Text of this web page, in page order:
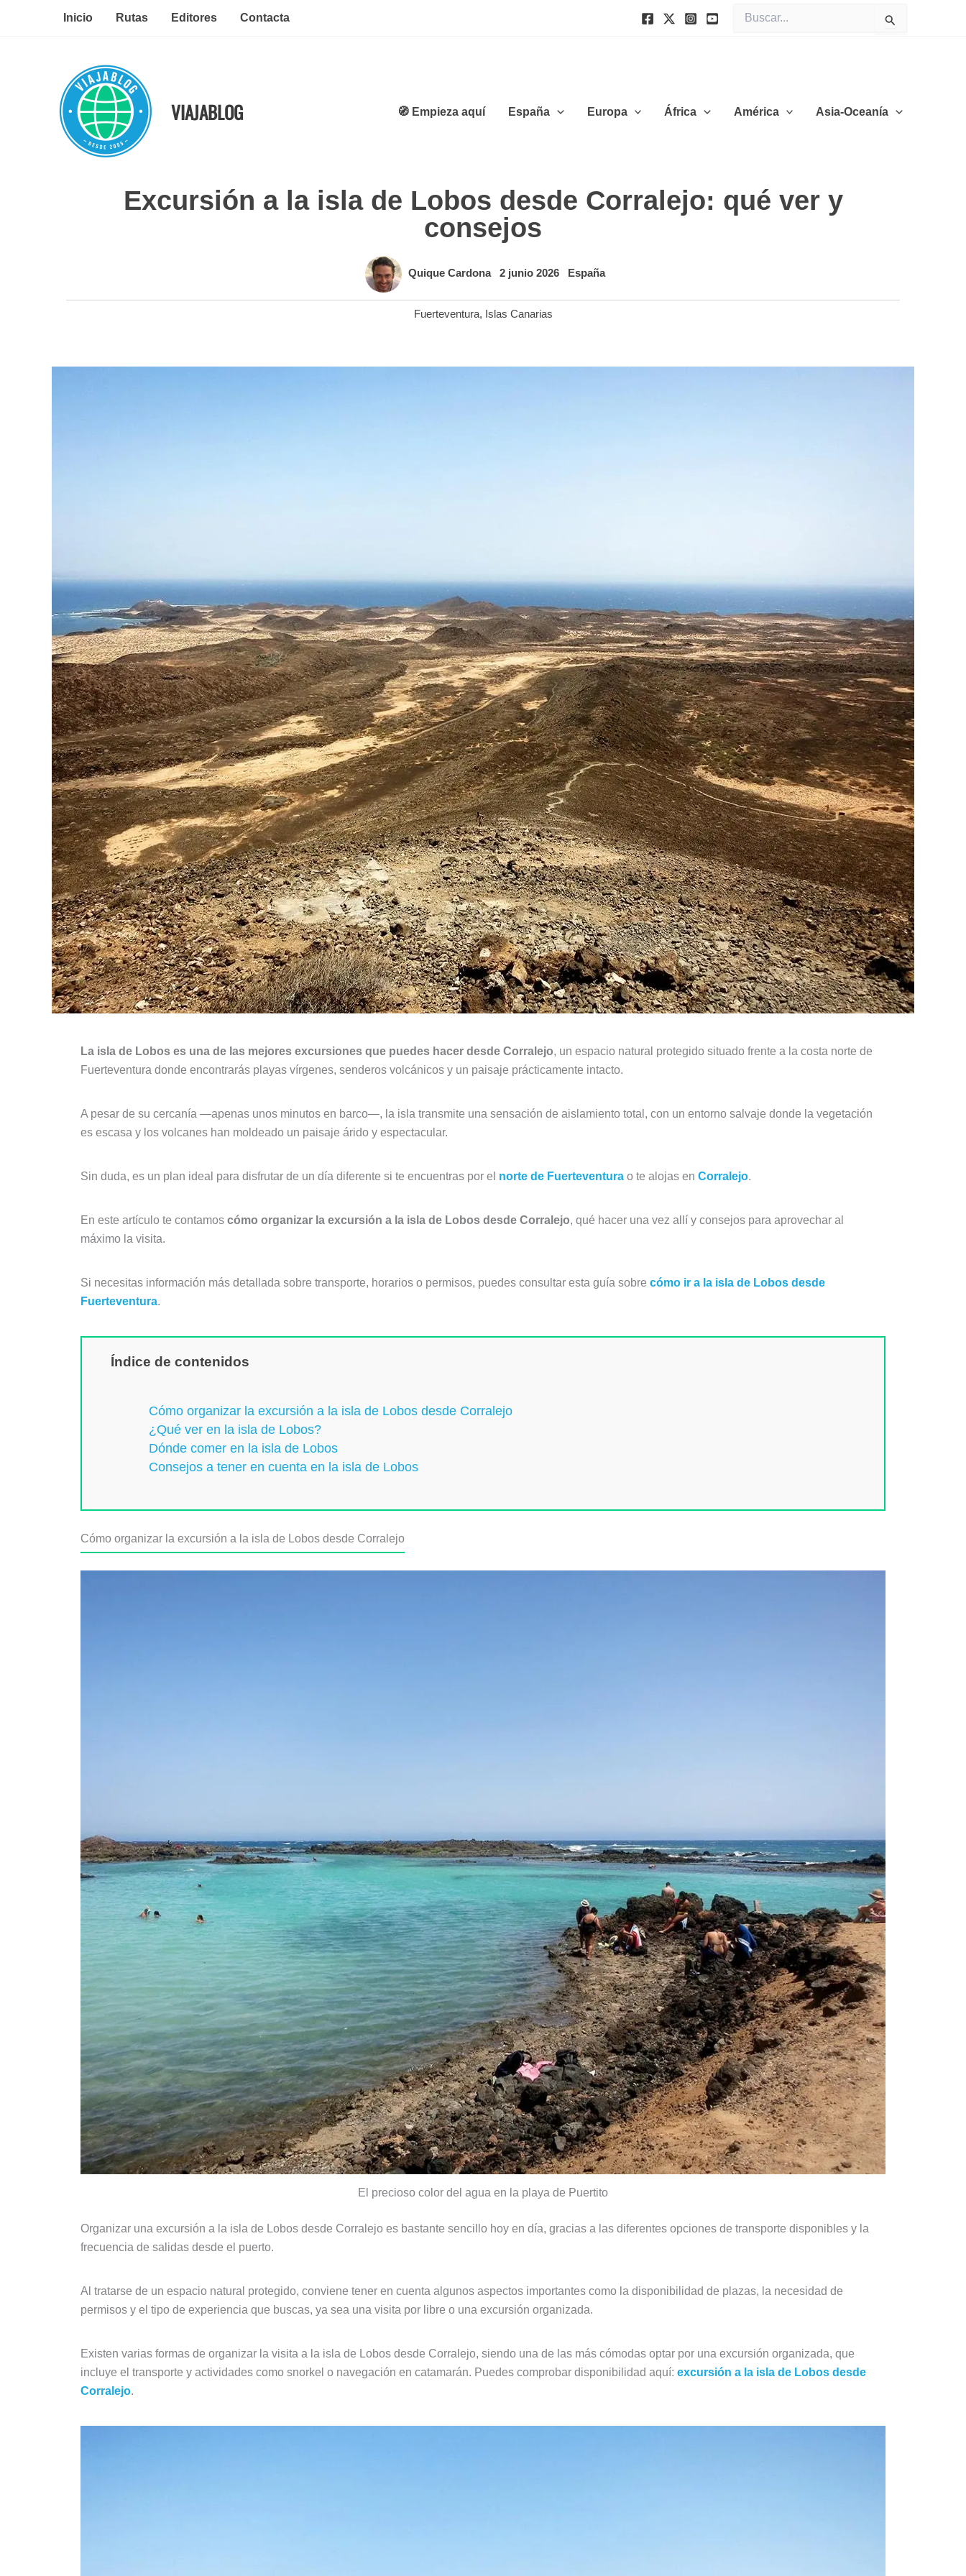
Inicio Rutas Editores Contacta
por:
VIAJABLOG 🧭 Empieza aquí España Europa África América Asia-Oceanía
Excursión a la isla de Lobos desde Corralejo: qué ver y
consejos
Quique Cardona 2 junio 2026 España
Fuerteventura, Islas Canarias
La isla de Lobos es una de las mejores excursiones que puedes hacer desde Corralejo, un espacio natural protegido situado frente a la costa norte de
Fuerteventura donde encontrarás playas vírgenes, senderos volcánicos y un paisaje prácticamente intacto.
A pesar de su cercanía —apenas unos minutos en barco—, la isla transmite una sensación de aislamiento total, con un entorno salvaje donde la vegetación
es escasa y los volcanes han moldeado un paisaje árido y espectacular.
Sin duda, es un plan ideal para disfrutar de un día diferente si te encuentras por el norte de Fuerteventura o te alojas en Corralejo.
En este artículo te contamos cómo organizar la excursión a la isla de Lobos desde Corralejo, qué hacer una vez allí y consejos para aprovechar al
máximo la visita.
Si necesitas información más detallada sobre transporte, horarios o permisos, puedes consultar esta guía sobre cómo ir a la isla de Lobos desde
Fuerteventura.
Índice de contenidos
Cómo organizar la excursión a la isla de Lobos desde Corralejo
¿Qué ver en la isla de Lobos?
Dónde comer en la isla de Lobos
Consejos a tener en cuenta en la isla de Lobos
Cómo organizar la excursión a la isla de Lobos desde Corralejo
El precioso color del agua en la playa de Puertito
Organizar una excursión a la isla de Lobos desde Corralejo es bastante sencillo hoy en día, gracias a las diferentes opciones de transporte disponibles y la
frecuencia de salidas desde el puerto.
Al tratarse de un espacio natural protegido, conviene tener en cuenta algunos aspectos importantes como la disponibilidad de plazas, la necesidad de
permisos y el tipo de experiencia que buscas, ya sea una visita por libre o una excursión organizada.
Existen varias formas de organizar la visita a la isla de Lobos desde Corralejo, siendo una de las más cómodas optar por una excursión organizada, que
incluye el transporte y actividades como snorkel o navegación en catamarán. Puedes comprobar disponibilidad aquí: excursión a la isla de Lobos desde
Corralejo.